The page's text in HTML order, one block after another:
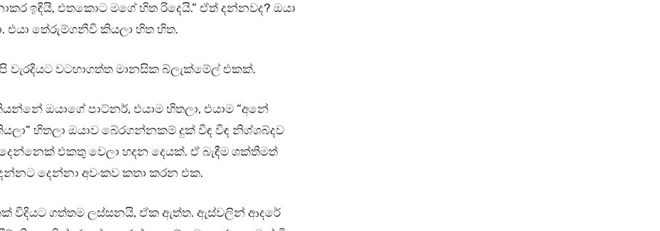
ඉඳියි, එතකොට මගේ හිත රිදෙයි.” ඒත් දන්නවද? ඔයා
එයා තේරුම්ගනීවි කියලා හිත හිත.
වැරදියට වටහාගත්ත මානසික බ්ලැක්මේල් එකක්.
ඔයාගේ පාට්නර්, එයාම හිතලා, එයාම “අනේ
හිතලා ඔයාව බේරගන්නකම් දුක් විඳ විඳ නිශ්ශබ්දව
එකතු වෙලා හදන දෙයක්. ඒ බැඳීම ශක්තිමත්
දෙන්නා අවංකව කතා කරන එක.
විදියට ගත්තම ලස්සනයි, ඒක ඇත්ත. ඇස්වලින් ආදරේ